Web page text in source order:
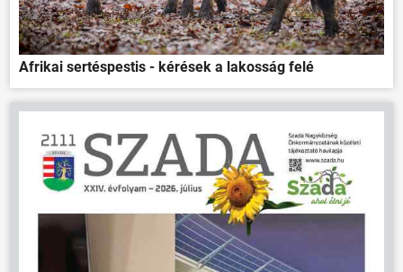
Afrikai sertéspestis - kérések a lakosság felé